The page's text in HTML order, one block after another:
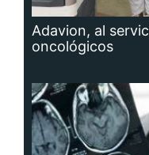
Adavion, al
oncológicos